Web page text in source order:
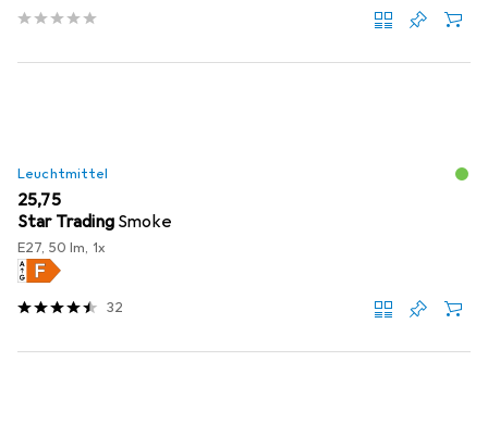
Leuchtmittel
EUR
25,75
Star Trading Smoke
E27, 50 lm, 1x
32